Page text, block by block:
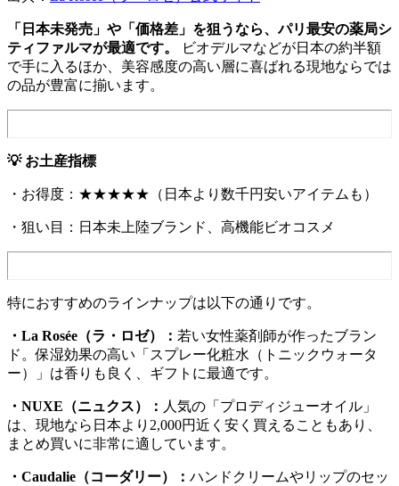
「日本未発売」や「価格差」を狙うなら、パリ最安の薬局シ
ティファルマが最適です。
ビオデルマなどが日本の約半額
で手に入るほか、美容感度の高い層に喜ばれる現地ならでは
の品が豊富に揃います。
💡 お土産指標
・お得度：★★★★★（日本より数千円安いアイテムも）
・狙い目：日本未上陸ブランド、高機能ビオコスメ
特におすすめのラインナップは以下の通りです。
・La Rosée（ラ・ロゼ）： 若い女性薬剤師が作ったブラン
ド。保湿効果の高い「スプレー化粧水（トニックウォータ
ー）」は香りも良く、ギフトに最適です。
・NUXE（ニュクス）： 人気の「プロディジューオイル」
は、現地なら日本より2,000円近く安く買えることもあり、
まとめ買いに非常に適しています。
・Caudalie（コーダリー）： ハンドクリームやリップのセッ